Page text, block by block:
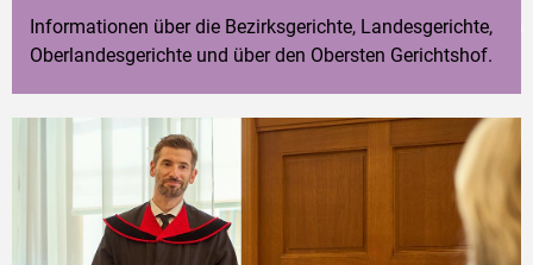
Informationen über die Bezirksgerichte, Landesgerichte,
Oberlandesgerichte und über den Obersten Gerichtshof.